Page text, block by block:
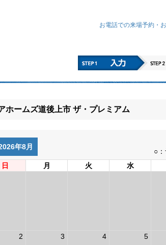
お電話での来場予約・
ホームズ道後上市 ザ・プレミアム
年8月
○
日
月 火 水
2 3 4 5